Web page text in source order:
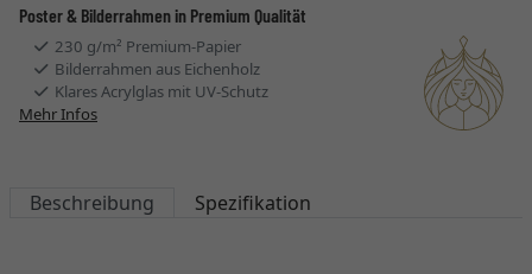
Poster & Bilderrahmen in Premium Qualität
230 g/m² Premium-Papier
Bilderrahmen aus Eichenholz
Klares Acrylglas mit UV-Schutz
Mehr Infos
Beschreibung Spezifikation